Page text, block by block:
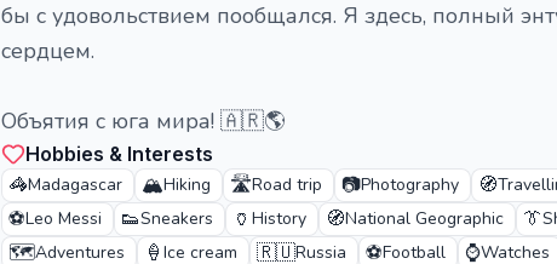
бы с удовольствием пообщался. Я здесь, полный
сердцем.
Объятия с юга мира! 🇦🇷🌎
Hobbies & Interests
🦓Madagascar 🏔️Hiking 🛣️Road trip 📷Photography 🧭
⚽Leo Messi 👟Sneakers 🏺 History 🧭National Geographic 👔
🗺️Adventures 🍦 Ice cream 🇷🇺Russia ⚽Football ⌚Watches